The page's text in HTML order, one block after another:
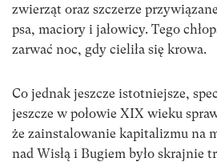
zwierząt oraz szczerze
psa, maciory i jałowicy. Tego
zarwać noc, gdy cieliła się krowa.
Co jednak jeszcze istotniejsze,
jeszcze w połowie XIX wieku
że zainstalowanie kapitalizmu na
nad Wisłą i Bugiem było skrajnie